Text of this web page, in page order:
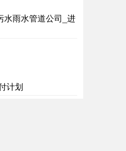
水雨水管道公司_进
计划